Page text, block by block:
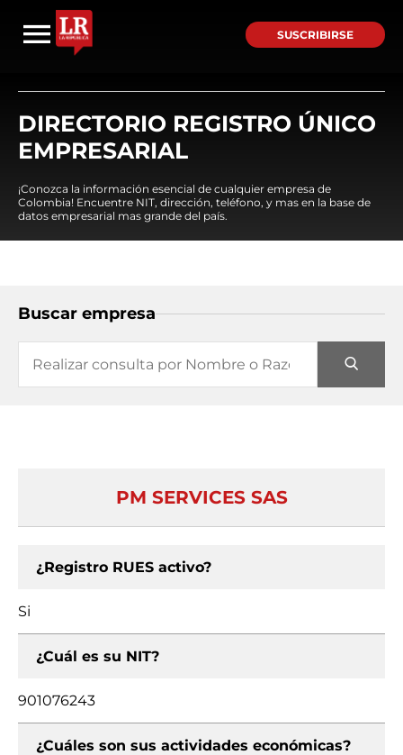
SUSCRIBIRSE
DIRECTORIO REGISTRO ÚNICO
EMPRESARIAL
¡Conozca la información esencial de cualquier empresa de
Colombia! Encuentre NIT, dirección, teléfono, y mas en la base de
datos empresarial mas grande del país.
Buscar empresa
PM SERVICES SAS
¿Registro RUES activo?
Si
¿Cuál es su NIT?
901076243
¿Cuáles son sus actividades económicas?